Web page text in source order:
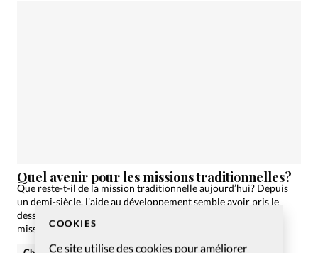
COOKIES
Ce site utilise des cookies pour améliorer
Quel avenir pour les missions traditionnelles?
Que reste-t-il de la mission traditionnelle aujourd’hui? Depuis
un demi-siècle, l’aide au développement semble avoir pris le
dessus. À côté de cette enquête, le regard d’un pionniers des
missions globalisées et un survol de la…